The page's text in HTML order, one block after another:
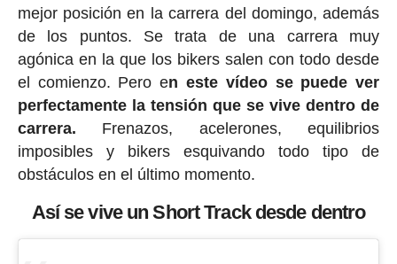
mejor posición en la carrera del domingo, además
de los puntos. Se trata de una carrera muy
agónica en la que los bikers salen con todo desde
el comienzo. Pero en este vídeo se puede ver
perfectamente la tensión que se vive dentro de
carrera. Frenazos, acelerones, equilibrios
imposibles y bikers esquivando todo tipo de
obstáculos en el último momento.
Así se vive un Short Track desde dentro